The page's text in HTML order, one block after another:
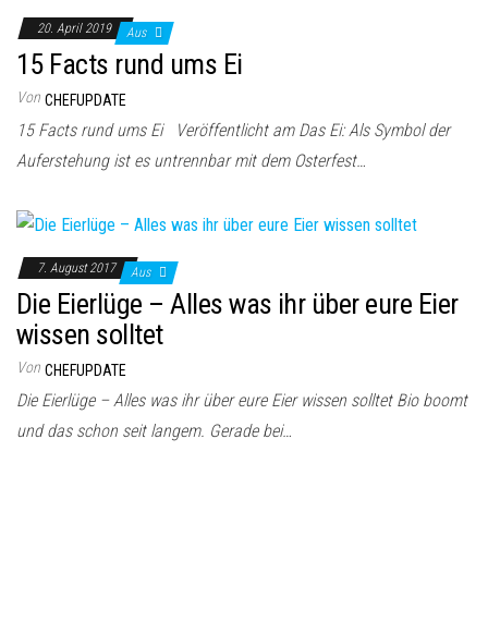
20. April 2019 Aus
15 Facts rund ums Ei
Von CHEFUPDATE
15 Facts rund ums Ei Veröffentlicht am Das Ei: Als Symbol der
Auferstehung ist es untrennbar mit dem Osterfest…
7. August 2017 Aus
Die Eierlüge – Alles was ihr über eure Eier
wissen solltet
Von CHEFUPDATE
Die Eierlüge – Alles was ihr über eure Eier wissen solltet Bio boomt
und das schon seit langem. Gerade bei…